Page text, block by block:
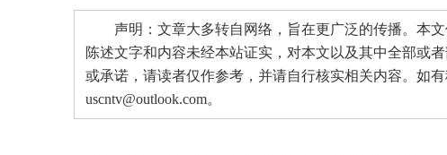
声明：文章大多转自网络，旨在更广泛的传播。本文
陈述文字和内容未经本站证实，对本文以及其中全部或
或承诺，请读者仅作参考，并请自行核实相关内容。如
uscntv@outlook.com。